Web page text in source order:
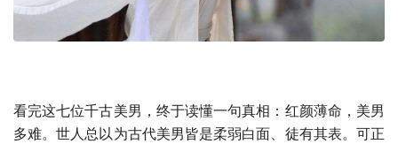
看完这七位千古美男，终于读懂一句真相：红颜薄命，美男
多难。世人总以为古代美男皆是柔弱白面、徒有其表。可正